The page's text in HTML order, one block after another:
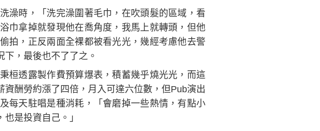
澡時，「洗完澡圍著毛巾，在吹頭髮的區域，看
巾拿掉就發現他在喬角度，我馬上就轉頭，但他
拍，正反兩面全裸都被看光光，幾經考慮他去警
，最後也不了了之。
桓透露製作費預算爆表，積蓄幾乎燒光光，而這
酬勞約漲了四倍，月入可達六位數，但Pub演出
每天駐唱是種消耗，「會磨掉一些熱情，有點小
是投資自己。」